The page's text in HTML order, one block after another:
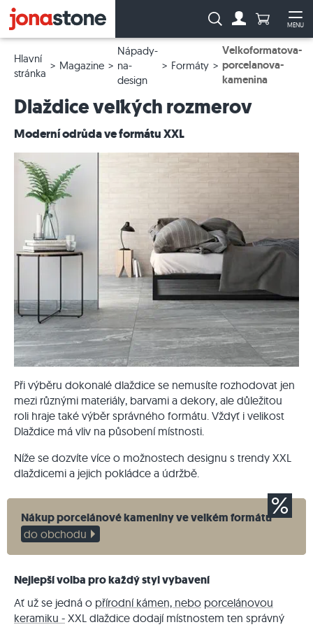
MENU
Vyhledávání:Počet
Hlavní
stránka
Magazine
Nápady-
na-
design
Formáty
Velkoformatova-
porcelanova-
kamenina
Dlaždice veľkých rozmerov
Moderní odrůda ve formátu XXL
Při výběru dokonalé dlaždice se nemusíte rozhodovat jen
mezi různými materiály, barvami a dekory, ale důležitou
roli hraje také výběr správného formátu. Vždyť i velikost
Dlaždice má vliv na působení místnosti.
Níže se dozvíte více o možnostech designu s trendy XXL
dlaždicemi a jejich pokládce a údržbě.
Nákup porcelánové kameniny ve velkém formátu
do obchodu
Nejlepší volba pro každý styl vybavení
Ať už se jedná o přírodní kámen, nebo porcelánovou
keramiku - XXL dlaždice dodají místnostem ten správný